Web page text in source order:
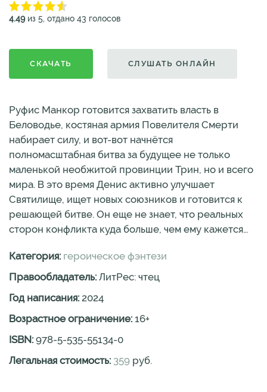
4.49из 5, отдано 43 голосов
СКАЧАТЬ СЛУШАТЬ ОНЛАЙН
Руфис Манкор готовится захватить власть в
Беловодье, костяная армия Повелителя Смерти
набирает силу, и вот-вот начнётся
полномасштабная битва за будущее не только
маленькой необжитой провинции Трин, но и всего
мира. В это время Денис активно улучшает
Святилище, ищет новых союзников и готовится к
решающей битве. Он еще не знает, что реальных
сторон конфликта куда больше, чем ему кажется…
Категория: героическое фэнтези
Правообладатель: ЛитРес: чтец
Год написания: 2024
Возрастное ограничение: 16+
ISBN: 978-5-535-55134-0
Легальная стоимость: 359 руб.